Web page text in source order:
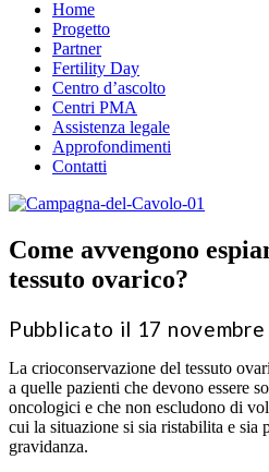
Home
Progetto
Partner
Fertility Day
Centro d’ascolto
Centri PMA
Assistenza legale
Approfondimenti
Contatti
Come avvengono
tessuto ovarico?
Pubblicato il 17
La crioconservazione del tessuto
a quelle pazienti che devono essere
oncologici e che non escludono di
cui la situazione si sia ristabilita e sia
gravidanza.